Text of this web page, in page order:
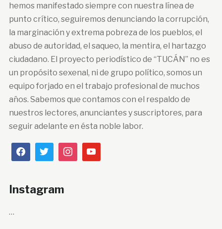
hemos manifestado siempre con nuestra línea de
punto crítico, seguiremos denunciando la corrupción,
la marginación y extrema pobreza de los pueblos, el
abuso de autoridad, el saqueo, la mentira, el hartazgo
ciudadano. El proyecto periodístico de “TUCÁN” no es
un propósito sexenal, ni de grupo político, somos un
equipo forjado en el trabajo profesional de muchos
años. Sabemos que contamos con el respaldo de
nuestros lectores, anunciantes y suscriptores, para
seguir adelante en ésta noble labor.
Instagram
…